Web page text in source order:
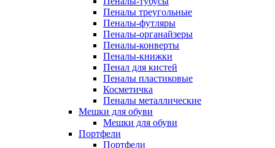
Пеналы треугольные
Пеналы-футляры
Пеналы-органайзеры
Пеналы-конверты
Пеналы-книжки
Пенал для кистей
Пеналы пластиковые
Косметичка
Пеналы металлические
Мешки для обуви
Мешки для обуви
Портфели
Портфели